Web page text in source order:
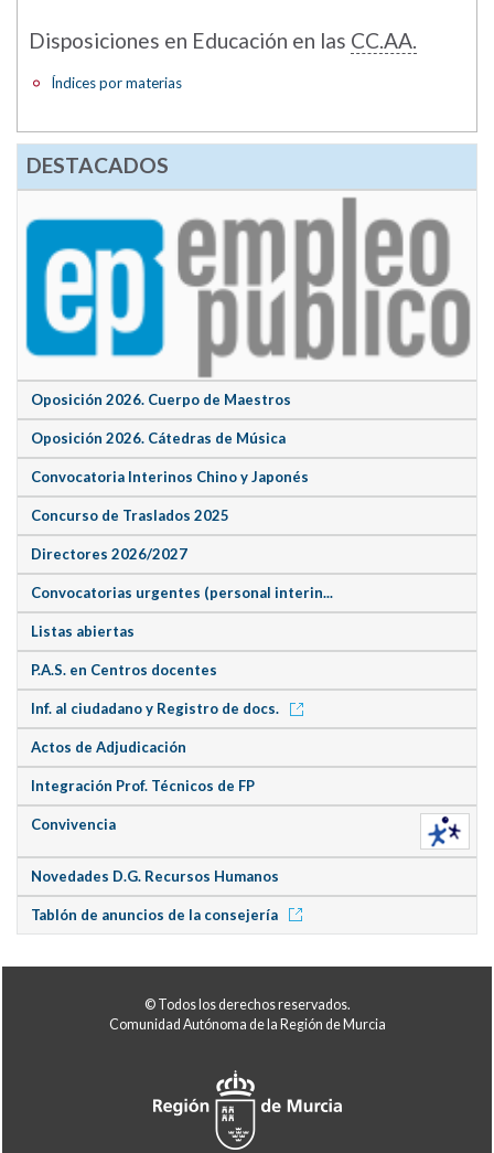
Disposiciones en Educación en las CC.AA.
Índices por materias
DESTACADOS
Oposición 2026. Cuerpo de Maestros
Oposición 2026. Cátedras de Música
Convocatoria Interinos Chino y Japonés
Concurso de Traslados 2025
Directores 2026/2027
Convocatorias urgentes (personal interin...
Listas abiertas
P.A.S. en Centros docentes
Inf. al ciudadano y Registro de docs.
Actos de Adjudicación
Integración Prof. Técnicos de FP
Convivencia
Novedades D.G. Recursos Humanos
Tablón de anuncios de la consejería
© Todos los derechos reservados.
Comunidad Autónoma de la Región de Murcia